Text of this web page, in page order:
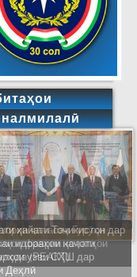
ҳайати Тоҷикистон дар
идораҳои наҷоти
узви СҲШ дар
Деҳлӣ